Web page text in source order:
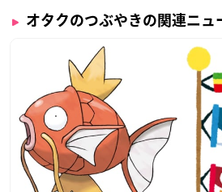
オタクのつぶやきの関連ニュ